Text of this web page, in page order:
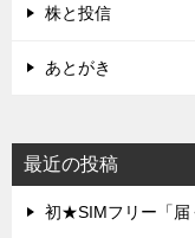
株と投信
あとがき
最近の投稿
初★SIMフリー「届